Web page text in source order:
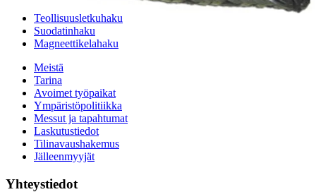
Teollisuusletkuhaku
Suodatinhaku
Magneettikelahaku
Meistä
Tarina
Avoimet työpaikat
Ympäristöpolitiikka
Messut ja tapahtumat
Laskutustiedot
Tilinavaushakemus
Jälleenmyyjät
Yhteystiedot